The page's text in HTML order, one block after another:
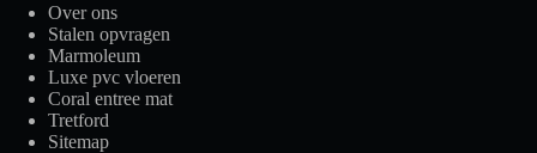
Over ons
Stalen opvragen
Marmoleum
Luxe pvc vloeren
Coral entree mat
Tretford
Sitemap